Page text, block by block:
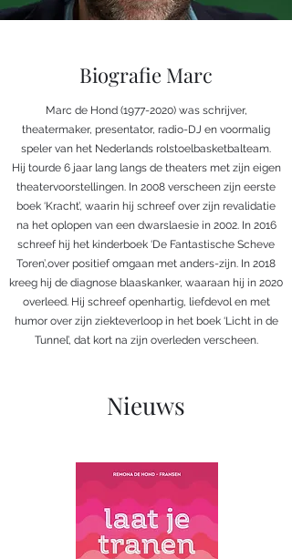
Biografie Marc
Marc de Hond (1977-2020)was schrijver,
theatermaker, presentator, radio-DJ en voormalig
speler van het Nederlands rolstoelbasketbalteam.
Hij tourde 6 jaar lang langs de theaters met zijn eigen
theatervoorstellingen. In 2008 verscheen zijn eerste
boek ‘Kracht’, waarin hij schreef over zijn revalidatie
na het oplopen van een dwarslaesie in 2002. In 2016
schreef hij het kinderboek ‘De Fantastische Scheve
Toren’,over positief omgaan met anders-zijn. In 2018
kreeg hij de diagnose blaaskanker, waaraan hij in 2020
overleed. Hij schreef openhartig, liefdevol en met
humor over zijn ziekteverloop in het boek ‘Licht in de
Tunnel’, dat kort na zijn overleden verscheen.
Nieuws